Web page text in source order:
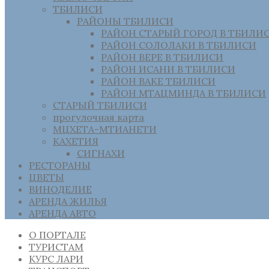
ТБИЛИСИ
РАЙОНЫ ТБИЛИСИ
РАЙОН СТАРЫЙ ГОРОД В
РАЙОН СОЛОЛАКИ В ТБИЛИСИ
РАЙОН ВЕРЕ В ТБИЛИСИ
РАЙОН ИСАНИ В ТБИЛИСИ
РАЙОН ВАКЕ ТБИЛИСИ
РАЙОН МТАЦМИНДА В ТБИЛИСИ
СТАРЫЙ ТБИЛИСИ
прогулочная карта
МЦХЕТА-МТИАНЕТИ
КАХЕТИЯ
СИГНАХИ
РЕСТОРАНЫ
ЦВЕТЫ
ВИНОДЕЛИЕ
АРЕНДА ЖИЛЬЯ
АРЕНДА АВТО
О ПОРТАЛЕ
ТУРИСТАМ
КУРС ЛАРИ